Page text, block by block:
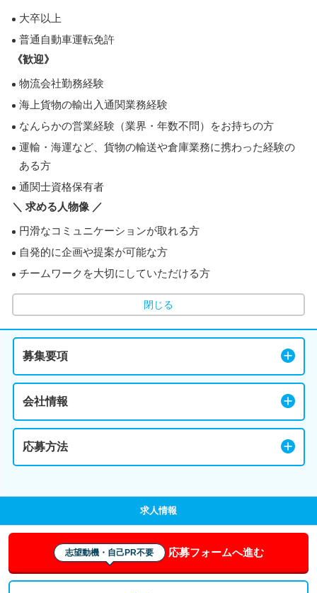
大卒以上
普通自動車運転免許
《歓迎》
物流会社勤務経験
海上貨物の輸出入通関業務経験
なんらかの営業経験（業界・年数不問）をお持ちの方
運輸・海運など、貨物の輸送や倉庫業務に携わった経験の
ある方
通関士資格保有者
＼ 求める人物像 ／
円滑なコミュニケーションが取れる方
自発的に企画や提案が可能な方
チームワークを大切にしていただける方
閉じる
募集要項
会社情報
応募方法
求人情報
志望動機・自己PR不要 応募フォームへ進む